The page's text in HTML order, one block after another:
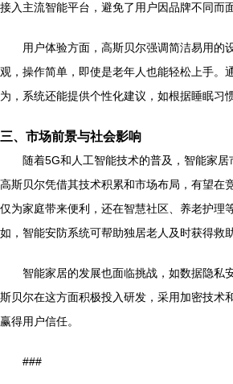
接入主流智能平台，避免了用户因品牌不同而面
用户体验方面，高斯贝尔强调简洁易用的
观，操作简单，即使是老年人也能轻松上手。
为，系统还能提供个性化建议，如根据睡眠习
三、市场前景与社会影响
随着5G和人工智能技术的普及，智能家居
高斯贝尔凭借其技术积累和市场布局，有望在
仅为家庭带来便利，还在智慧社区、养老护理
如，智能安防系统可帮助独居老人及时获得救
智能家居的发展也面临挑战，如数据隐私
斯贝尔在这方面积极投入研发，采用加密技术
赢得用户信任。
###